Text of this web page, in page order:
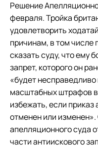
Решение
февраля. Тройка
удовлетворить
причинам, в том числе
сказать суду, что ему
запрет, которого он
«будет
масштабных штрафов
избежать, если
отменен или
апелляционного суда
части антиискового